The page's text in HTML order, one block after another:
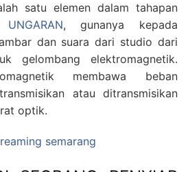
satu elemen dalam tahapan
, gunanya kepada
dan suara dari studio dari
gelombang elektromagnetik.
membawa beban
atau ditransmisikan
optik.
semarang